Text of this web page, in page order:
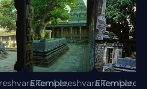
Temple,
Ekambareshvara Temple,